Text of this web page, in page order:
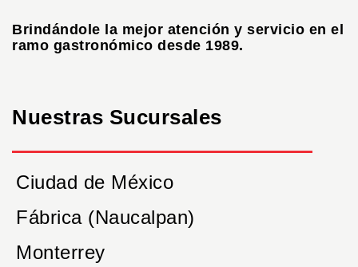
Brindándole la mejor atención y servicio en el
ramo gastronómico desde 1989.
Nuestras Sucursales
Ciudad de México
Fábrica (Naucalpan)
Monterrey